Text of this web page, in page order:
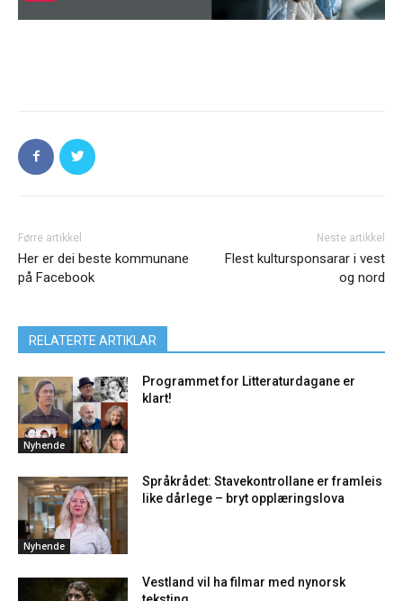
Førre artikkel
Her er dei beste kommunane
på Facebook
Neste artikkel
Flest kultursponsarar i vest
og nord
RELATERTE ARTIKLAR
Nyhende
Programmet for Litteraturdagane er
klart!
Nyhende
Språkrådet: Stavekontrollane er framleis
like dårlege – bryt opplæringslova
Vestland vil ha filmar med nynorsk